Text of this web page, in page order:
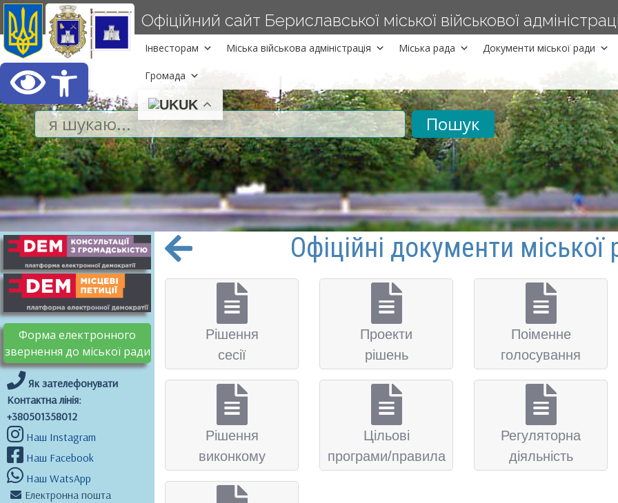
Відкрити Панель інструментів
Офіційний сайт Бериславської міської військової
Інвесторам Міська військова адміністрація Міська рада Документи міської ради
Громада
UK
Форма електронного
звернення до міської ради
Як зателефонувати
Контактна лінія:
+380501358012
Наш Instagram
Наш Facebook
Наш WatsApp
Електронна пошта
Офіційні документи міської
Рішення
сесії
Проекти
рішень
Поіменне
голосування
Рішення
виконкому
Цільові
програми/правила
Регуляторна
діяльність